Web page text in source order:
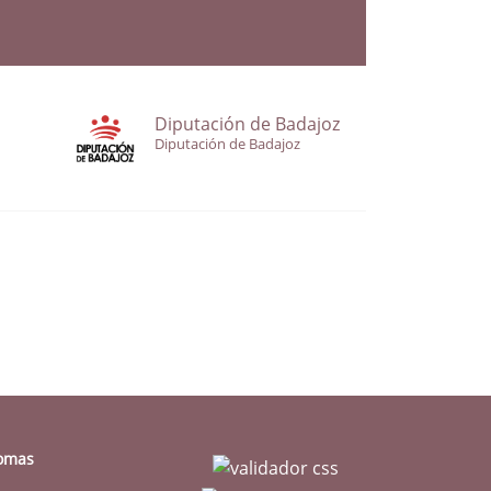
Diputación de Badajoz
Diputación de Badajoz